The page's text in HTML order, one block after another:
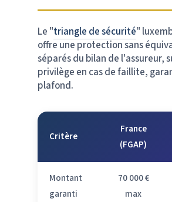
Le "triangle de sécurité"
offre une protection sans
séparés du bilan de l'assureur,
privilège en cas de faillite,
plafond.
Critère
France
(FGAP)
Montant
garanti
70 000 €
max